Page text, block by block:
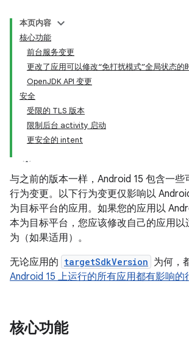
本页内容
核心功能
前台服务变更
更改了应用可以修改“免打扰模式”全局状态的
OpenJDK API 变更
安全
受限的 TLS 版本
限制后台 activity 启动
更安全的 intent
与之前的版本一样，Android 15 包含一些
行为变更。以下行为变更仅影响以
为目标平台的应用。如果您的应用以
本为目标平台，您应该修改自己的应用
为（如果适用）。
无论应用的 targetSdkVersion 为何，
Android 15 上运行的所有应用都有影响的
核心功能